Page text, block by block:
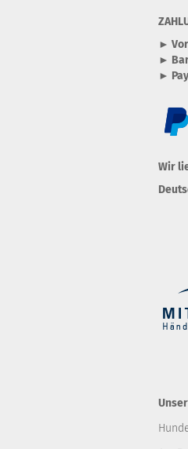
►
►
►
Wir